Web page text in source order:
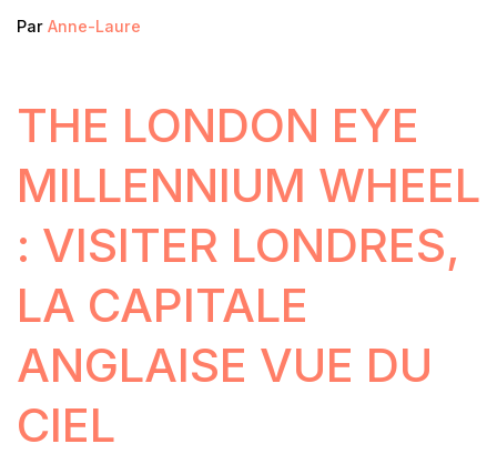
Par Anne-Laure
THE LONDON EYE
MILLENNIUM WHEEL
: VISITER LONDRES,
LA CAPITALE
ANGLAISE VUE DU
CIEL